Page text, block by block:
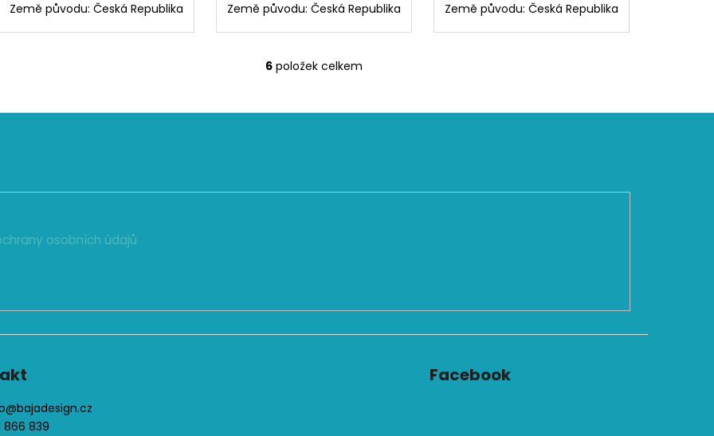
Země původu: Česká Republika Země původu: Česká Republika Země původu: Česká Republika
O
l
í
ý
p
6 položek celkem
osobních údajů
@bajadesign.cz
866 839
Facebook